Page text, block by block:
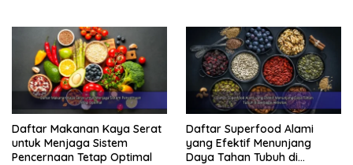
Daftar Makanan Kaya Serat
untuk Menjaga Sistem
Pencernaan Tetap Optimal
Daftar Superfood Alami
yang Efektif Menunjang
Daya Tahan Tubuh di